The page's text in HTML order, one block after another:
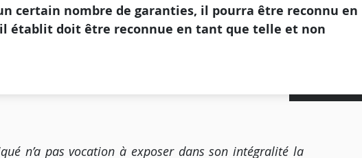
certain nombre de garanties, il pourra être reconnu en
établit doit être reconnue en tant que telle et non
n’a pas vocation à exposer dans son intégralité la